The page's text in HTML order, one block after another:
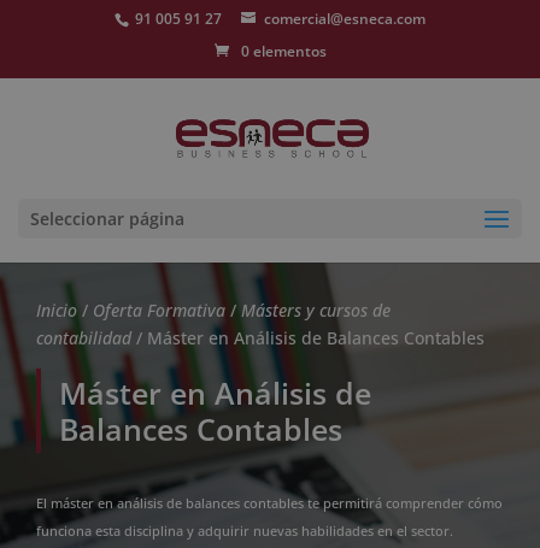
91 005 91 27
comercial@esneca.com
0 elementos
Seleccionar página
Inicio / Oferta Formativa / Másters y cursos de
contabilidad / Máster en Análisis de Balances Contables
Máster en Análisis de
Balances Contables
El máster en análisis de balances contables te permitirá comprender cómo
funciona esta disciplina y adquirir nuevas habilidades en el sector.